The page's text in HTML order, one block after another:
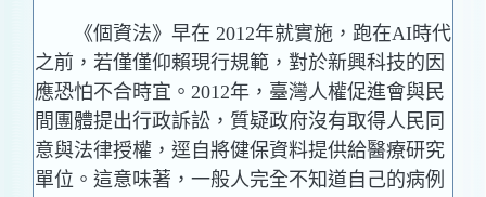
《個資法》早在 2012年就實施，跑在AI時代
之前，若僅僅仰賴現行規範，對於新興科技的因
應恐怕不合時宜。2012年，臺灣人權促進會與民
間團體提出行政訴訟，質疑政府沒有取得人民同
意與法律授權，逕自將健保資料提供給醫療研究
單位。這意味著，一般人完全不知道自己的病例